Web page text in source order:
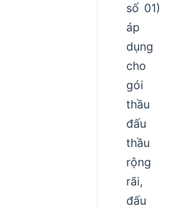
số 01)
áp
dụng
cho
gói
thầu
đấu
thầu
rộng
rãi,
đấu